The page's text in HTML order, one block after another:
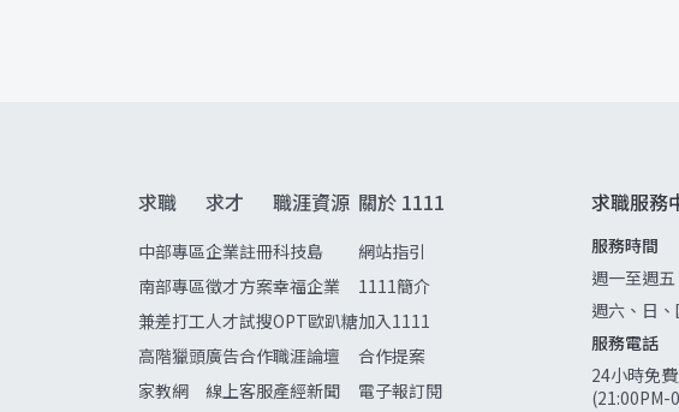
求職
中部專區
南部專區
兼差打工
高階獵頭
家教網
求才
企業註冊
徵才方案
人才試搜
廣告合作
線上客服
職涯資源
科技島
幸福企業
OPT歐趴糖
職涯論壇
產經新聞
關於 1111
網站指引
1111簡介
加入1111
合作提案
電子報訂閱
求職服務
服務時間
週一至週五
週六、日
服務電話
24小時免
(21:00PM-